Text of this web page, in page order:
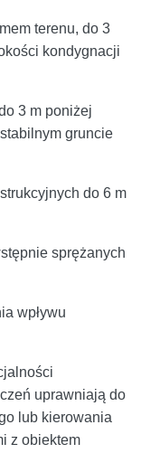
terenu, do 3
kondygnacji
3 m poniżej
gruncie
do 6 m
sprężanych
wpływu
uprawniają do
lub kierowania
z obiektem